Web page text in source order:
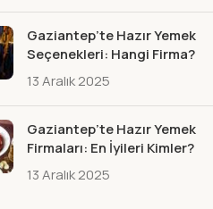
Gaziantep’te Hazır Yemek
Seçenekleri: Hangi Firma?
13 Aralık 2025
Gaziantep’te Hazır Yemek
Firmaları: En İyileri Kimler?
13 Aralık 2025